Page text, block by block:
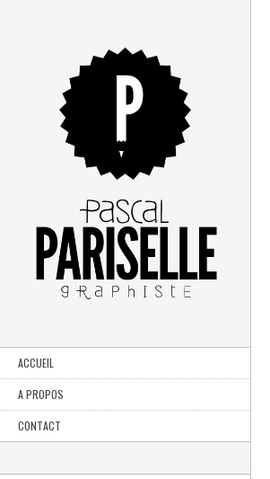
ACCUEIL
A PROPOS
CONTACT